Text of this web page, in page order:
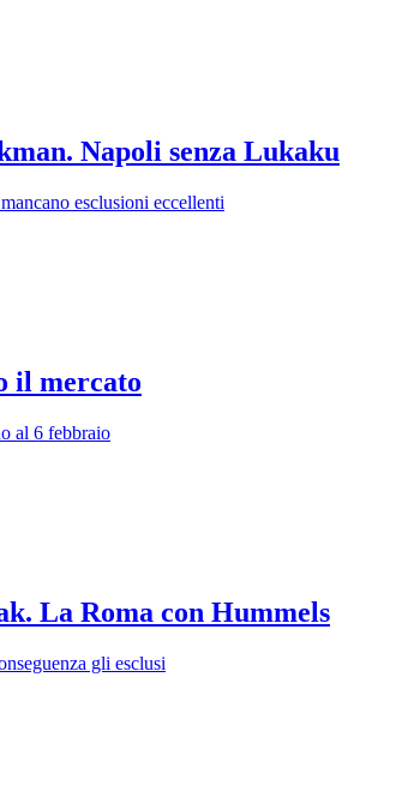
Napoli senza Lukaku
esclusioni eccellenti
il mercato
al 6 febbraio
La Roma con Hummels
gli esclusi